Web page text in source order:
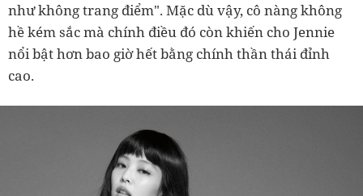
như không trang điểm". Mặc dù vậy, cô nàng không
hề kém sắc mà chính điều đó còn khiến cho Jennie
nổi bật hơn bao giờ hết bằng chính thần thái đỉnh
cao.